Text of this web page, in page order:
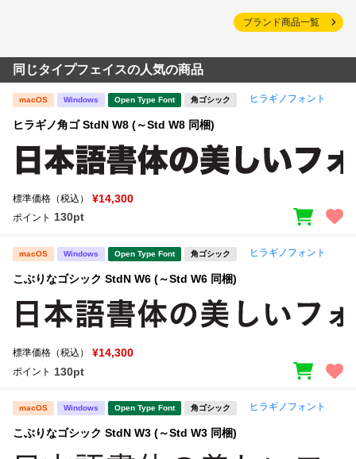
ブランド商品一覧
同じタイプフェイスの人気の商品
macOS Windows Open Type Font 角ゴシック ヒラギノフォント
ヒラギノ角ゴ StdN W8 (～Std W8 同梱)
標準価格（税込） ¥14,300
ポイント 130pt
macOS Windows Open Type Font 角ゴシック ヒラギノフォント
こぶりなゴシック StdN W6 (～Std W6 同梱)
標準価格（税込） ¥14,300
ポイント 130pt
macOS Windows Open Type Font 角ゴシック ヒラギノフォント
こぶりなゴシック StdN W3 (～Std W3 同梱)